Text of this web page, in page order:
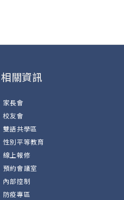
相關資訊
家長會
校友會
雙語共學區
性別平等教育
線上報修
預約會議室
內部控制
防疫專區